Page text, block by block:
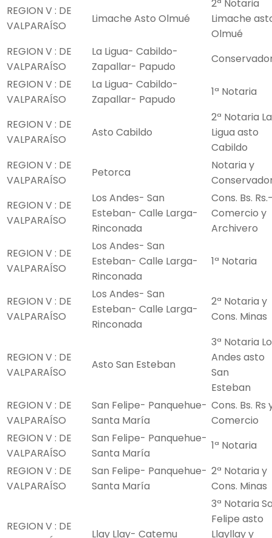
REGION V : DE
VALPARAÍSO
Limache Asto Olmué
2ª Notaria
Limache
Olmué
REGION V : DE
VALPARAÍSO
La Ligua- Cabildo-
Zapallar- Papudo
REGION V : DE
VALPARAÍSO
La Ligua- Cabildo-
Zapallar- Papudo
1ª Notaria
REGION V : DE
VALPARAÍSO
Asto Cabildo
2ª Notaria La
Ligua asto
Cabildo
REGION V : DE
VALPARAÍSO
Petorca
Notaria y
REGION V : DE
VALPARAÍSO
Los Andes- San
Esteban- Calle Larga-
Rinconada
Cons. Bs.
Comercio y
Archivero
REGION V : DE
VALPARAÍSO
Los Andes- San
Esteban- Calle Larga-
Rinconada
1ª Notaria
REGION V : DE
VALPARAÍSO
Los Andes- San
Esteban- Calle Larga-
Rinconada
2ª Notaria y
Cons. Minas
REGION V : DE
VALPARAÍSO
Asto San Esteban
3ª Notaria
Andes asto
San
Esteban
REGION V : DE
VALPARAÍSO
San Felipe- Panquehue-
Santa María
Cons. Bs. Rs
Comercio
REGION V : DE
VALPARAÍSO
San Felipe- Panquehue-
Santa María
1ª Notaria
REGION V : DE
VALPARAÍSO
San Felipe- Panquehue-
Santa María
2ª Notaria y
Cons. Minas
REGION V : DE
Llay Llay- Catemu
3ª Notaria
Felipe asto
Llayllay y